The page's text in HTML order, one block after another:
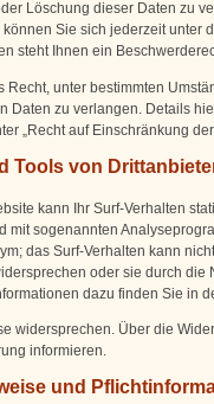
Löschung dieser Daten zu
Sie sich jederzeit unter
steht Ihnen ein
Recht, unter bestimmten
Daten zu verlangen. Details
„Recht auf Einschränkung der
Tools von
kann Ihr Surf-Verhalten
mit sogenannten
das Surf-Verhalten kann
oder sie durch die
dazu finden Sie in
widersprechen. Über die
informieren.
und